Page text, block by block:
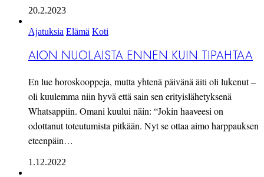
20.2.2023
Ajatuksia Elämä Koti
AION NUOLAISTA ENNEN KUIN TIPAHTAA
En lue horoskooppeja, mutta yhtenä päivänä äiti oli lukenut –
oli kuulemma niin hyvä että sain sen erityislähetyksenä
Whatsappiin. Omani kuului näin: “Jokin haaveesi on
odottanut toteutumista pitkään. Nyt se ottaa aimo harppauksen
eteenpäin…
1.12.2022